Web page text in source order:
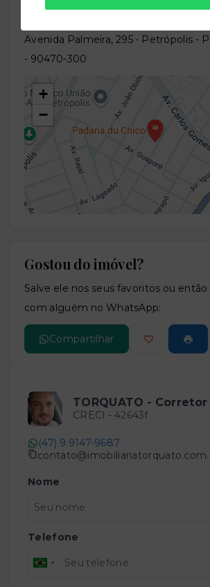
Localização
Avenida Palmeira, 295 - Petrópolis -
- 90470-300
+
−
Gostou do imóvel?
Salve ele nos seus favoritos ou
com alguém no WhatsApp:
Compartilhar
TORQUATO -
CRECI - 42643f
(47) 9 9147-9687
Nome
Telefone